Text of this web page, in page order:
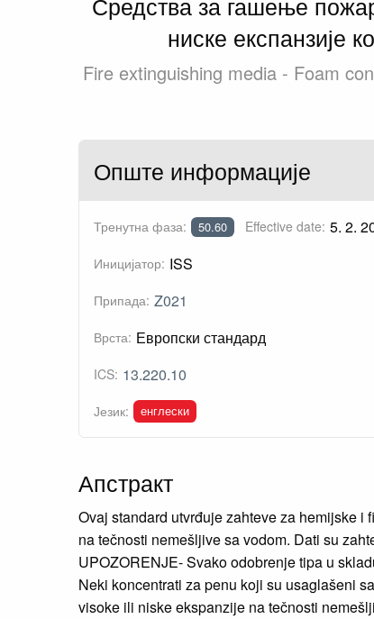
ниске експанзије
Fire extinguishing media - Foam
Опште информације
Тренутна фаза: 50.60 Effective date: 5. 2.
Иницијатор: ISS
Припада: Z021
Врста: Европски стандард
ICS: 13.220.10
Језик: енглески
Апстракт
Ovaj standard utvrđuje zahteve za hemijske
na tečnosti nemešljive sa vodom. Dati su
UPOZORENJE- Svako odobrenje tipa u
Neki koncentrati za penu koji su usaglašeni
visoke ili niske ekspanzije na tečnosti